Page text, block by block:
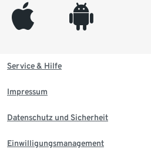
appleinc android
Service & Hilfe
Impressum
Datenschutz und Sicherheit
Einwilligungsmanagement